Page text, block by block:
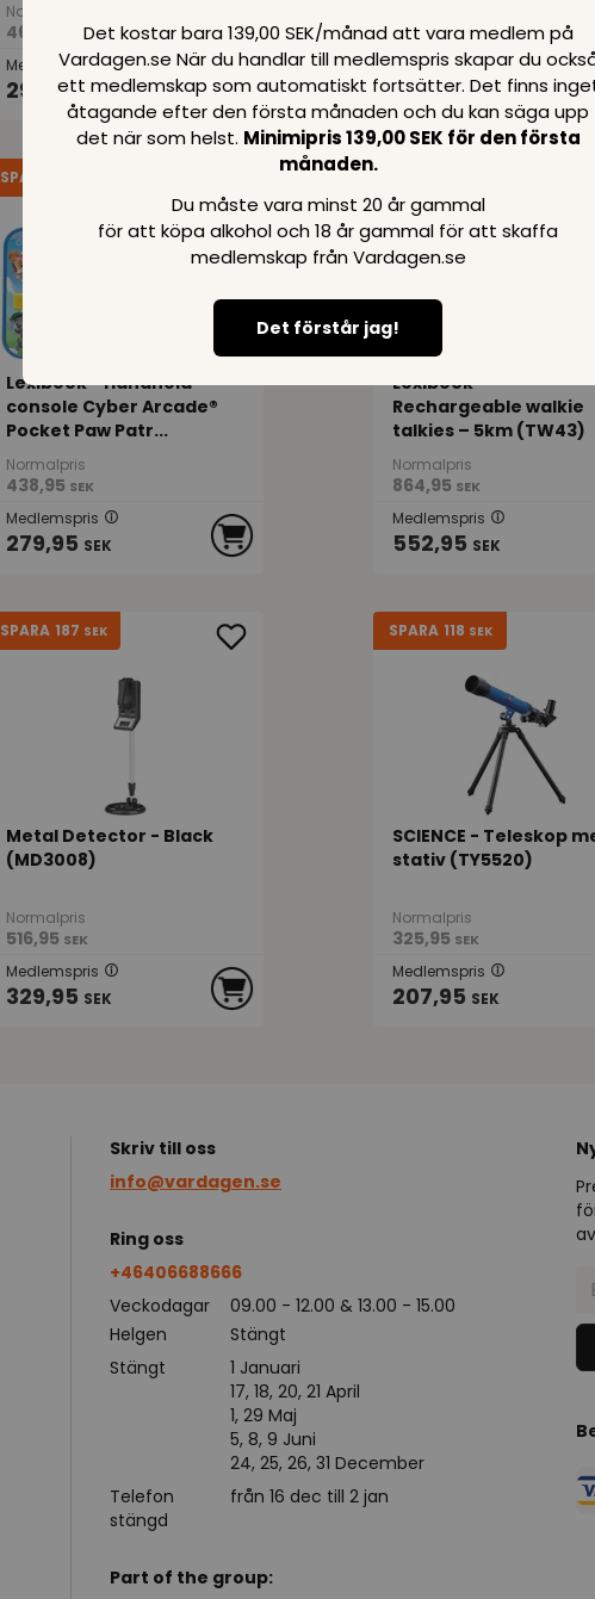
Det kostar bara 139,00 SEK/månad att vara medlem på
Vardagen.se När du handlar till medlemspris skapar du
ett medlemskap som automatiskt fortsätter. Det finns
åtagande efter den första månaden och du kan säga upp
det när som helst. Minimipris 139,00 SEK för den första
månaden.
Du måste vara minst 20 år gammal
för att köpa alkohol och 18 år gammal för att skaffa
medlemskap från Vardagen.se
Det förstår jag!
Normalpris
460,95 SEK
Medlemspris
294,95 SEK
457,95SEK
Medlemspris
291,95 SEK
SPARA
Lexibook - Handheld
console Cyber Arcade®
Pocket Paw Patr...
Normalpris
438,95 SEK
Medlemspris
279,95 SEK
Lexibook -
Rechargeable walkie
talkies – 5km (TW43)
Normalpris
864,95 SEK
Medlemspris
552,95 SEK
SPARA 187 SEK
Metal Detector - Black
(MD3008)
Normalpris
516,95 SEK
Medlemspris
329,95 SEK
SPARA 118 SEK
SCIENCE - Teleskop
stativ (TY5520)
Normalpris
325,95 SEK
Medlemspris
207,95 SEK
Skriv till oss
info@vardagen.se
Ring oss
+46406688666
Veckodagar
09.00 - 12.00 & 13.00 - 15.00
Helgen
Stängt
Stängt
Telefon
stängd
1 Januari
17, 18, 20, 21 April
1, 29 Maj
5, 8, 9 Juni
24, 25, 26, 31 December
från 16 dec till 2 jan
Part of the group: